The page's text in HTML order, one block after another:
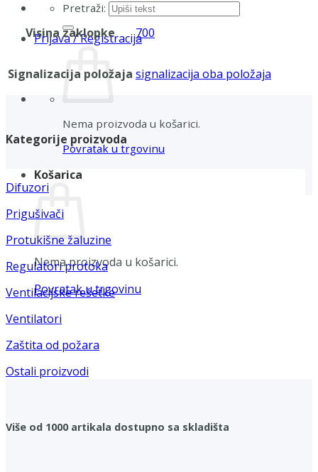
Pretraži:
Prijava / Registracija
Nema proizvoda u košarici.
Povratak u trgovinu
Košarica
Nema proizvoda u košarici.
Povratak u trgovinu
Visina zaklopke 700
Signalizacija položaja signalizacija oba položaja
Kategorije proizvoda
Difuzori
Prigušivači
Protukišne žaluzine
Regulatori protoka
Ventilacijske rešetke
Ventilatori
Zaštita od požara
Ostali proizvodi
Više od 1000 artikala dostupno sa skladišta